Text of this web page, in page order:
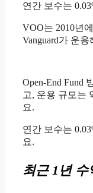
연간 보수는
VOO는 2010년
Vanguard가 운용
Open-End Fund
고, 운용 규모는
요.
연간 보수는
요.
최근 1년 수